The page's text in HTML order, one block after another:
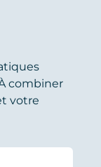
combiner
votre